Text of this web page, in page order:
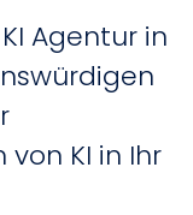
Agentur in
KI in Ihr